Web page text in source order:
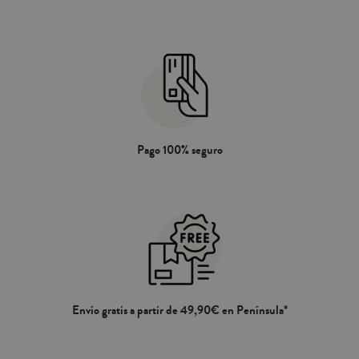
Pago 100% seguro
Envío gratis a partir de 49,90€ en Península*